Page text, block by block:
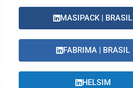
MASIPACK | BRASIL
FABRIMA | BRASIL
HELSIM